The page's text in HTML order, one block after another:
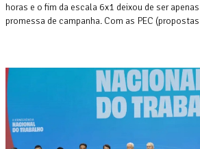
horas e o fim da escala 6x1 deixou de ser
promessa de campanha. Com as PEC